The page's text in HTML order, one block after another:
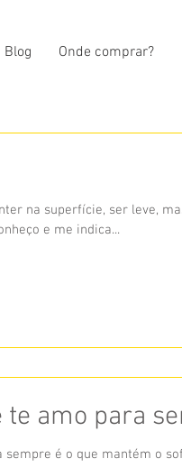
Blog Onde comprar?
na superfície, ser leve,
menos pesados que eu conheço e me indica...
amo para
sempre é o que mantém o